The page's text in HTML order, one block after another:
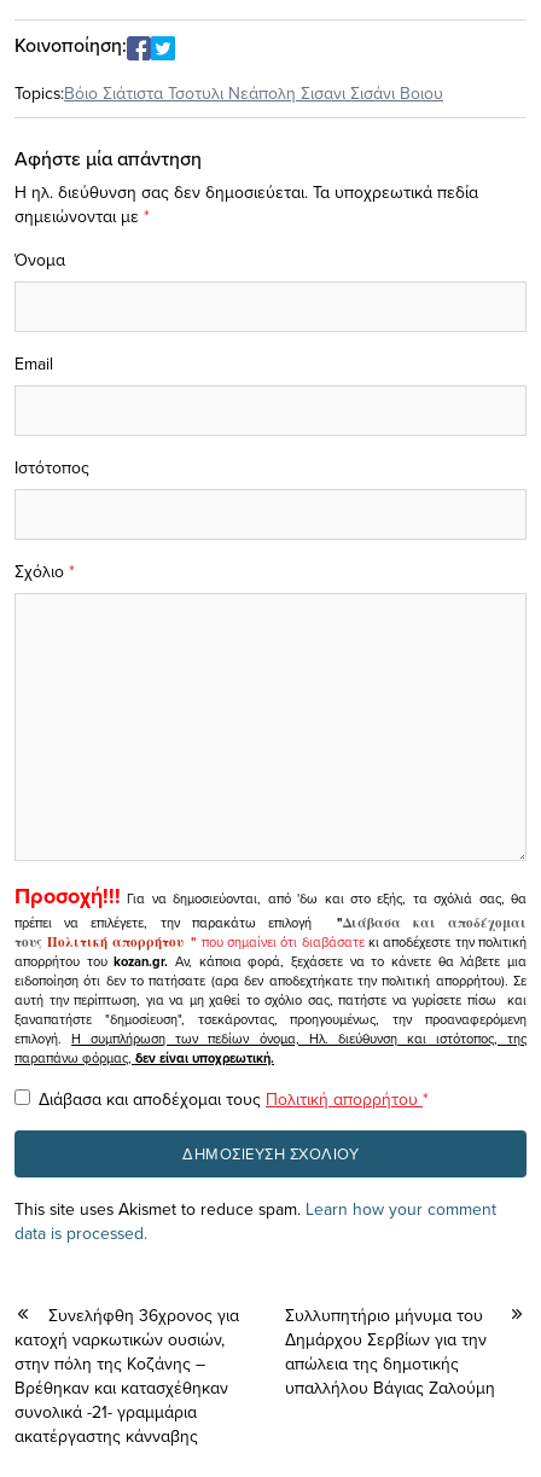
Κοινοποίηση:
Topics:Βόιο Σιάτιστα Τσοτυλι Νεάπολη Σισανι Σισάνι Βοιου
Αφήστε μία απάντηση
Η ηλ. διεύθυνση σας δεν δημοσιεύεται. Τα υποχρεωτικά πεδία
σημειώνονται με *
Σχόλιο *
Όνομα
Email
Ιστότοπος
Προσοχή!!! Για να δημοσιεύονται, από 'δω και στο εξής, τα σχόλιά σας, θα
πρέπει να επιλέγετε, την παρακάτω επιλογή
"Διάβασα και αποδέχομαι
τουςΠολιτική απορρήτου" που σημαίνει ότι διαβάσατεκι αποδέχεστε την πολιτική
απορρήτου τουkozan.gr. Αν, κάποια φορά, ξεχάσετε να το κάνετε θα λάβετε μια
ειδοποίηση ότι δεν το πατήσατε (αρα δεν αποδεχτήκατε την πολιτική απορρήτου). Σε
αυτή την περίπτωση, για να μη χαθεί το σχόλιο σας, πατήστε να γυρίσετε πίσω και
ξαναπατήστε "δημοσίευση", τσεκάροντας, προηγουμένως, την προαναφερόμενη
επιλογή.Η συμπλήρωση των πεδίων όνομα, Ηλ. διεύθυνση και ιστότοπος, της
παραπάνω φόρμας, δεν είναι υποχρεωτική.
Διάβασα και αποδέχομαι τους Πολιτική απορρήτου *
This site uses Akismet to reduce spam. Learn how your comment
data is processed.
Συνελήφθη 36χρονος για
κατοχή ναρκωτικών ουσιών,
στην πόλη της Κοζάνης –
Βρέθηκαν και κατασχέθηκαν
συνολικά -21- γραμμάρια
ακατέργαστης κάνναβης
Συλλυπητήριο μήνυμα του
Δημάρχου Σερβίων για την
απώλεια της δημοτικής
υπαλλήλου Βάγιας Ζαλούμη